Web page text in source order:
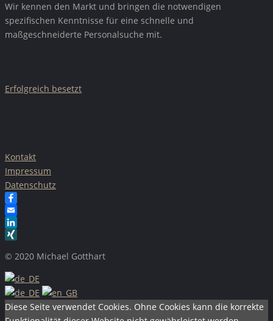
Wir kennen den Markt und bringen die notwendigen
spezifischen Kenntnisse für eine schnelle und
maßgeschneiderte Personalsuche mit.
Erfolgreich besetzt
Kontakt
Impressum
Datenschutz
Facebook
Email
LinkedIn
© 2020 Michael Gotthart
Diese Seite verwendet Cookies. Ohne Cookies kann die korrekte